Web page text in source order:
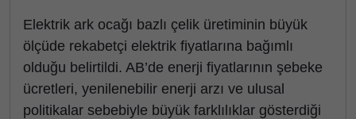
Elektrik ark ocağı bazlı çelik üretiminin büyük
ölçüde rekabetçi elektrik fiyatlarına bağımlı
olduğu belirtildi. AB’de enerji fiyatlarının şebeke
ücretleri, yenilenebilir enerji arzı ve ulusal
politikalar sebebiyle büyük farklılıklar gösterdiği